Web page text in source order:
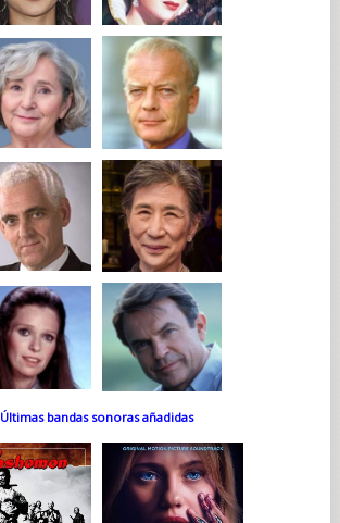
Últimas bandas sonoras añadidas